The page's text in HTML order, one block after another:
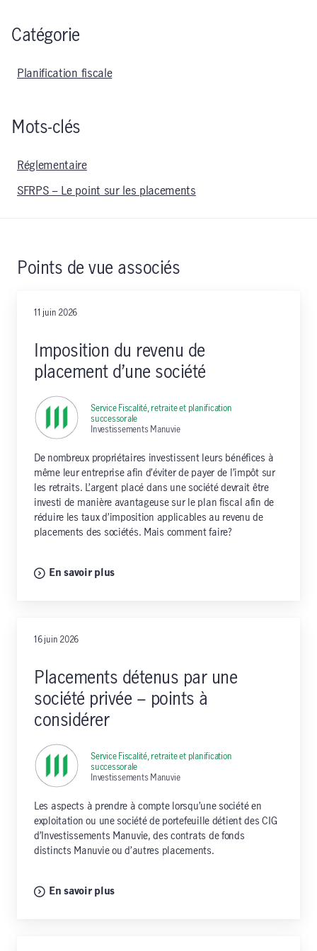
Catégorie
Planification fiscale
Mots-clés
Réglementaire
SFRPS – Le point sur les placements
Points de vue associés
11 juin 2026
Imposition du revenu de
placement d’une société
Service Fiscalité, retraite et planification
successorale
Investissements Manuvie
De nombreux propriétaires investissent leurs bénéfices à
même leur entreprise afin d’éviter de payer de l’impôt sur
les retraits. L’argent placé dans une société devrait être
investi de manière avantageuse sur le plan fiscal afin de
réduire les taux d’imposition applicables au revenu de
placements des sociétés. Mais comment faire?
En savoir plus
16 juin 2026
Placements détenus par une
société privée – points à
considérer
Service Fiscalité, retraite et planification
successorale
Investissements Manuvie
Les aspects à prendre à compte lorsqu’une société en
exploitation ou une société de portefeuille détient des CIG
d’Investissements Manuvie, des contrats de fonds
distincts Manuvie ou d’autres placements.
En savoir plus